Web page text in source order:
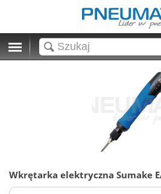
Wkrętarka elektryczna Sumake